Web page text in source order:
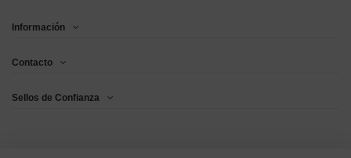
Información
Contacto
Sellos de Confianza